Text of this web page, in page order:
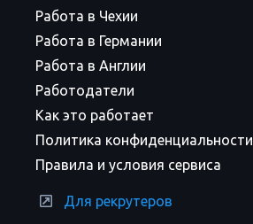
Работа в Чехии
Работа в Германии
Работа в Англии
Работодатели
Как это работает
Политика конфиденциальности
Правила и условия сервиса
Для рекрутеров